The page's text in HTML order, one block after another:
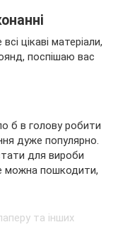
цікаві матеріали,
поспішаю вас
б в голову робити
дуже популярно.
для вироби
можна пошкодити,